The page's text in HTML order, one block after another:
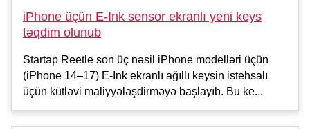
iPhone üçün E-Ink sensor ekranlı yeni keys
təqdim olunub
Startap Reetle son üç nəsil iPhone modelləri üçün
(iPhone 14–17) E-Ink ekranlı ağıllı keysin istehsalı
üçün kütləvi maliyyələşdirməyə başlayıb. Bu ke...